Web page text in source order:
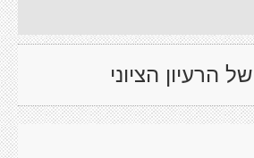
הרעיון הציוני